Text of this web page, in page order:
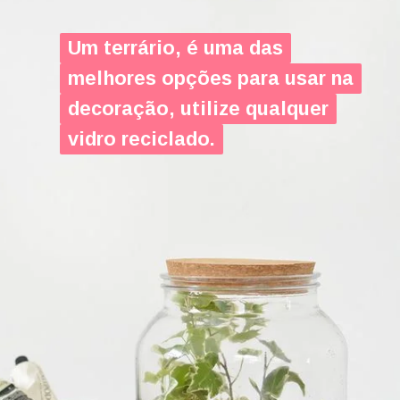
Um terrário, é uma das
melhores opções para usar na
decoração, utilize qualquer
vidro reciclado.
Um terrário, é uma das
me lhores opções para usar na
decoração, utilize qualquer
vidro reciclado.